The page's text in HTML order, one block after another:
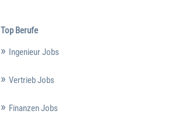
Top Berufe
Ingenieur Jobs
Vertrieb Jobs
Finanzen Jobs